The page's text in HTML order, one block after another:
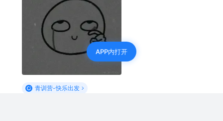
青训营-快乐出发
APP内打开